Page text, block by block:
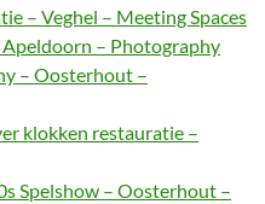
– Veghel – Meeting Spaces
– Photography
– Oosterhout –
klokken restauratie –
Spelshow – Oosterhout –